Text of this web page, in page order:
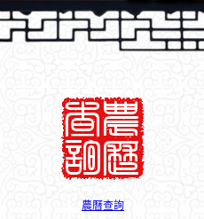
農曆查詢